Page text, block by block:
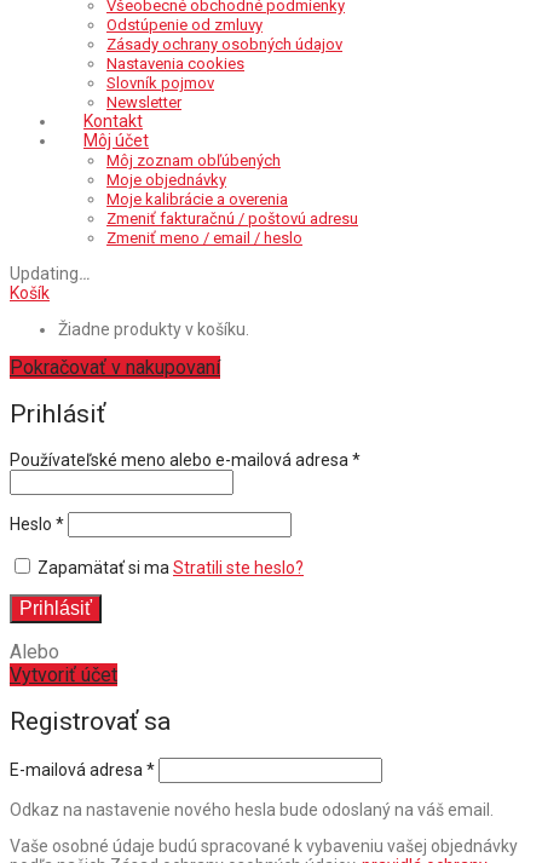
Všeobecné obchodné podmienky
Odstúpenie od zmluvy
Zásady ochrany osobných údajov
Nastavenia cookies
Slovník pojmov
Newsletter
Kontakt
Môj účet
Môj zoznam obľúbených
Moje objednávky
Moje kalibrácie a overenia
Zmeniť fakturačnú / poštovú adresu
Zmeniť meno / email / heslo
Updating…
Košík
Žiadne produkty v košíku.
Pokračovať v nakupovaní
Prihlásiť
Používateľské meno alebo e-mailová adresa *Povinné
Heslo *Povinné
Zapamätať si ma Stratili ste heslo?
Prihlásiť
Alebo
Vytvoriť účet
Registrovať sa
E-mailová adresa *
Odkaz na nastavenie nového hesla bude odoslaný na váš email.
Vaše osobné údaje budú spracované k vybaveniu vašej objednávky